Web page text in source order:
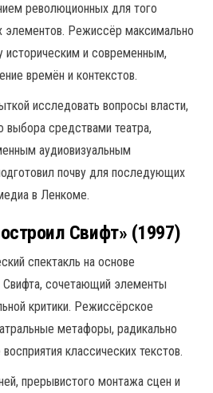
революционных для того
элементов. Режиссёр максимально
и современным,
времён и контекстов.
исследовать вопросы власти,
выбора средствами театра,
аудиовизуальным
почву для последующих
в Ленкоме.
Свифт» (1997)
спектакль на основе
Свифта, сочетающий элементы
критики. Режиссёрское
метафоры, радикально
классических текстов.
прерывистого монтажа сцен и